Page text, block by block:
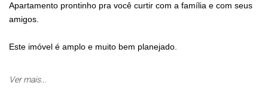
Apartamento prontinho pra você curtir com a família e com seus
amigos.
Este imóvel é amplo e muito bem planejado.
Ver mais...